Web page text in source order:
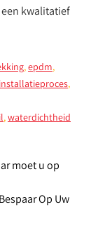
kwalitatief
,epdm,
installatieproces,
,waterdichtheid
moet u op
Op Uw